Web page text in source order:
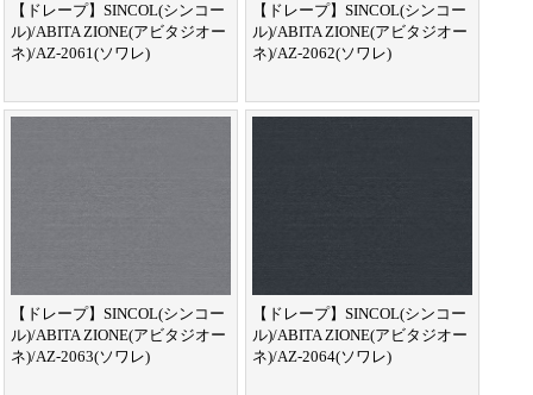
【ドレープ】SINCOL(シンコー
ル)/ABITA ZIONE(アビタジオー
ネ)/AZ-2061(ソワレ)
【ドレープ】SINCOL(シンコー
ル)/ABITA ZIONE(アビタジオー
ネ)/AZ-2062(ソワレ)
【ドレープ】SINCOL(シンコー
ル)/ABITA ZIONE(アビタジオー
ネ)/AZ-2063(ソワレ)
【ドレープ】SINCOL(シンコー
ル)/ABITA ZIONE(アビタジオー
ネ)/AZ-2064(ソワレ)